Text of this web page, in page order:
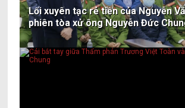
Lối xuyên tạc rẻ tiền của Nguyễn
phiên tòa xử ông Nguyễn Đức